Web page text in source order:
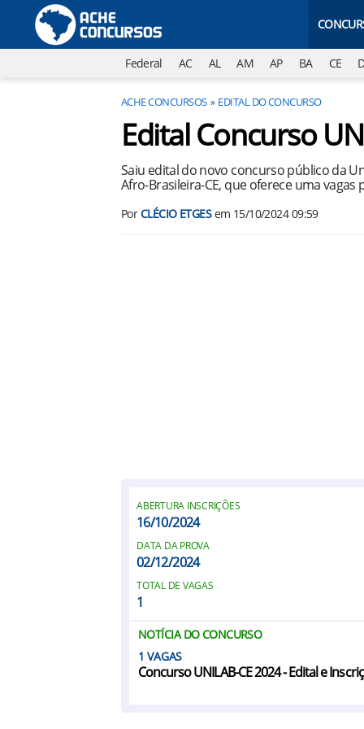
Federal AC AL AM AP BA CE
ACHE CONCURSOS EDITAL DO CONCURSO
Edital Concurso
Saiu edital do novo concurso público da
Afro-Brasileira-CE, que oferece uma
PorCLÉCIO ETGESem 15/10/2024 09:59
ABERTURA INSCRIÇÕES
16/10/2024
DATA DA PROVA
02/12/2024
TOTAL DE VAGAS
1
NOTÍCIA DO CONCURSO
1
Concurso UNILAB-CE 2024 - Edital e